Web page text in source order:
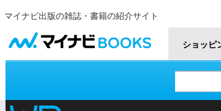
マイナビ出版の雑誌・書籍の紹介サイト
マイナビBOOKS
ショッピ